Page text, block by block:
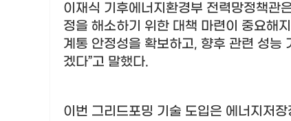
이재식 기후에너지환경부 전력망정책관
정을 해소하기 위한 대책 마련이 중요해
계통 안정성을 확보하고, 향후 관련 성능
겠다”고 말했다.
이번 그리드포밍 기술 도입은 에너지저장